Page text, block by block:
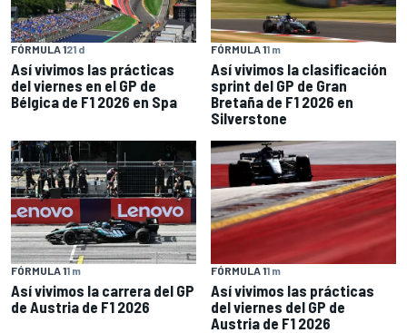
FÓRMULA 121 d
Así vivimos las prácticas
del viernes en el GP de
Bélgica de F1 2026 en Spa
FÓRMULA 11 m
Así vivimos la clasificación
sprint del GP de Gran
Bretaña de F1 2026 en
Silverstone
FÓRMULA 11 m
Así vivimos la carrera del GP
de Austria de F1 2026
FÓRMULA 11 m
Así vivimos las prácticas
del viernes del GP de
Austria de F1 2026